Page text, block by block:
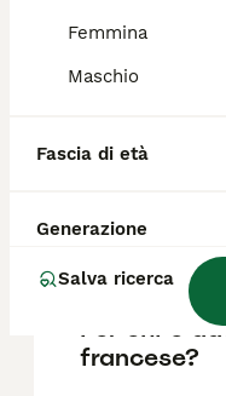
Femmina
Maschio
Fascia di età
Generazione
Salva ricerca
Quali sono
francesi?
Per chi è
francese?